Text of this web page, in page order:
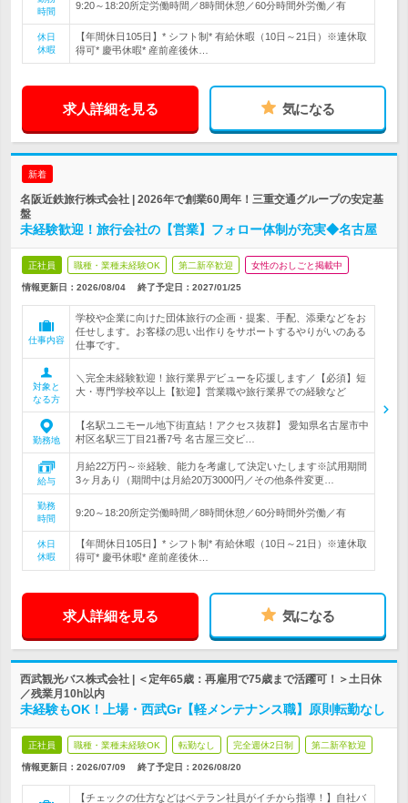
時間
9:20～18:20所定労働時間／8時間休憩／60分時間外労働／有
休日
休暇
【年間休日105日】* シフト制* 有給休暇（10日～21日）※連休取
得可* 慶弔休暇* 産前産後休…
求人詳細を見る 気になる
新着
名阪近鉄旅行株式会社 | 2026年で創業60周年！三重交通グループの安定基
盤
未経験歓迎！旅行会社の【営業】フォロー体制が充実◆名古屋
正社員 職種・業種未経験OK 第二新卒歓迎 女性のおしごと掲載中
情報更新日：2026/08/04 終了予定日： 2027/01/25
仕事内容
学校や企業に向けた団体旅行の企画・提案、手配、添乗などをお
任せします。お客様の思い出作りをサポートするやりがいのある
仕事です。
対象と
なる方
＼完全未経験歓迎！旅行業界デビューを応援します／【必須】短
大・専門学校卒以上【歓迎】営業職や旅行業界での経験など
勤務地
【名駅ユニモール地下街直結！アクセス抜群】 愛知県名古屋市中
村区名駅三丁目21番7号 名古屋三交ビ…
給与
月給22万円～※経験、能力を考慮して決定いたします※試用期間
3ヶ月あり（期間中は月給20万3000円／その他条件変更…
勤務
時間
9:20～18:20所定労働時間／8時間休憩／60分時間外労働／有
休日
休暇
【年間休日105日】* シフト制* 有給休暇（10日～21日）※連休取
得可* 慶弔休暇* 産前産後休…
求人詳細を見る 気になる
西武観光バス株式会社 | ＜定年65歳：再雇用で75歳まで活躍可！＞土日休
／残業月10h以内
未経験もOK！上場・西武Gr【軽メンテナンス職】原則転勤なし
正社員 職種・業種未経験OK 転勤なし 完全週休2日制 第二新卒歓迎
情報更新日：2026/07/09 終了予定日： 2026/08/20
【チェックの仕方などはベテラン社員がイチから指導！】自社バ